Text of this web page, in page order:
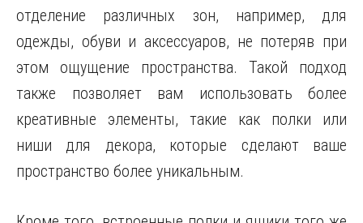
отделение различных зон, например, для
одежды, обуви и аксессуаров, не потеряв при
этом ощущение пространства. Такой подход
также позволяет вам использовать более
креативные элементы, такие как полки или
ниши для декора, которые сделают ваше
пространство более уникальным.